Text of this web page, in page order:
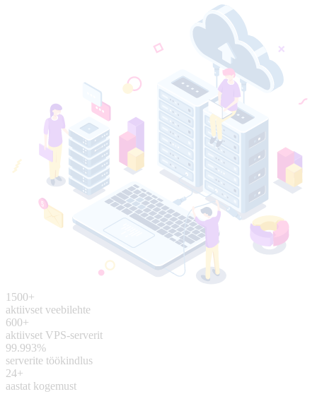
1500+
aktiivset veebilehte
600+
aktiivset VPS-serverit
99.993%
serverite töökindlus
24+
aastat kogemust